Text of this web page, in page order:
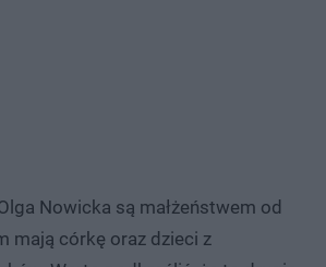
Nowicka są małżeństwem od
mają córkę oraz dzieci z